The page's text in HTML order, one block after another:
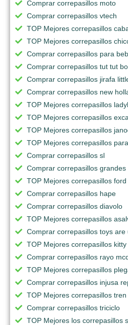
Comprar correpasillos moto
Comprar correpasillos vtech
TOP Mejores correpasillos
TOP Mejores correpasillos
Comprar correpasillos para
Comprar correpasillos tut tut
Comprar correpasillos jirafa
Comprar correpasillos new
TOP Mejores correpasillos
TOP Mejores correpasillos
TOP Mejores correpasillos
TOP Mejores correpasillos
Comprar correpasillos sl
Comprar correpasillos
TOP Mejores correpasillos
Comprar correpasillos hape
Comprar correpasillos diavolo
TOP Mejores correpasillos
Comprar correpasillos toys are
TOP Mejores correpasillos kitty
Comprar correpasillos rayo
TOP Mejores correpasillos
Comprar correpasillos injusa
TOP Mejores correpasillos
Comprar correpasillos triciclo
TOP Mejores los correpasillos